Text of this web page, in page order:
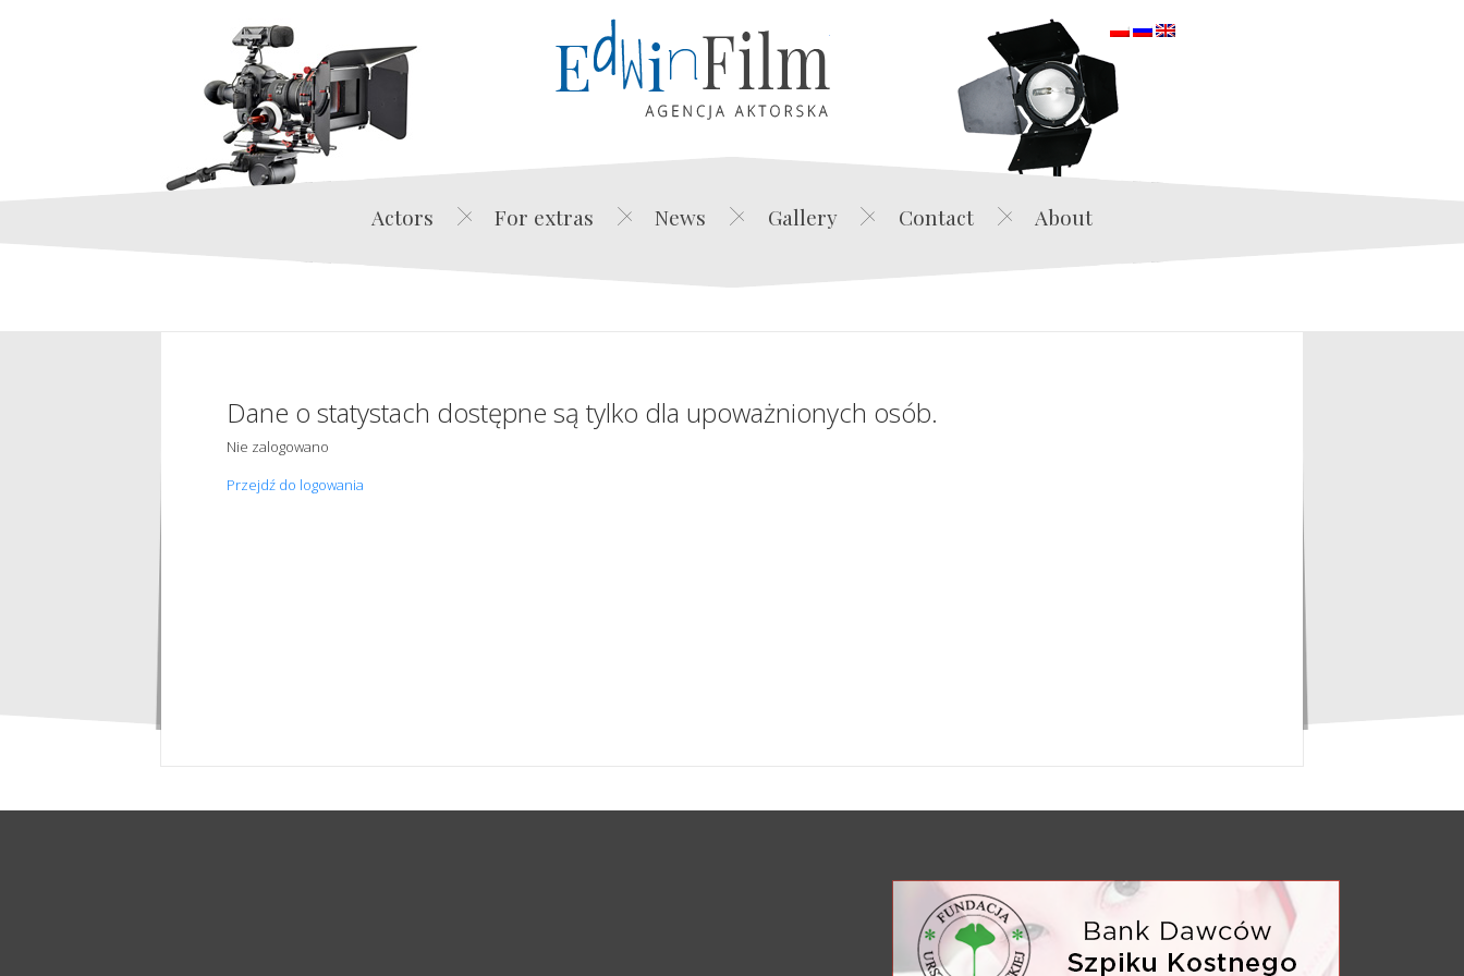
Edwin Film Agencja Aktorska
Actors For extras News Gallery Contact About
Dane o statystach dostępne są tylko dla upoważnionych osób.
Nie zalogowano
Przejdź do logowania